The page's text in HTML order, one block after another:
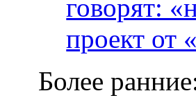
говорят:
проект от
Более